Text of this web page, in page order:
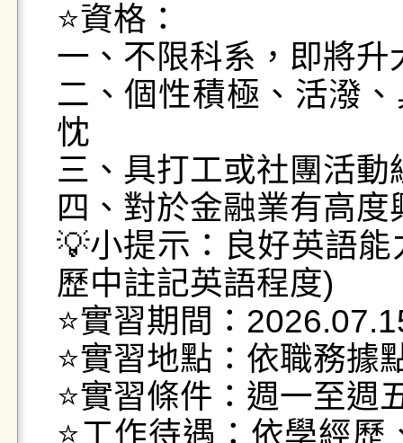
⭐️資格：
一、不限科系，即將
二、個性積極、活潑
忱
三、具打工或社團活動
四、對於金融業有高度
💡小提示：良好英語
歷中註記英語程度)
⭐️實習期間：
⭐️實習地點：依職務據
⭐️實習條件：週一至週
⭐️工作待遇：依學經